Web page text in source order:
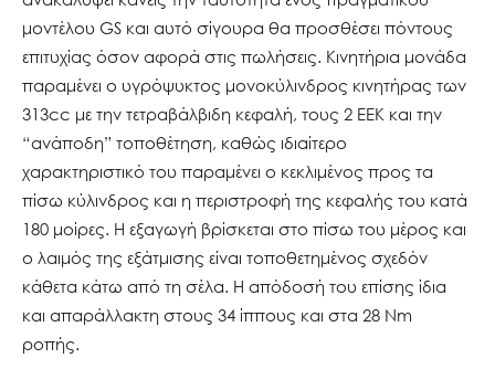
μοντέλου GS και αυτό σίγουρα θα προσθέσει πόντους
επιτυχίας όσον αφορά στις πωλήσεις. Κινητήρια μονάδα
παραμένει ο υγρόψυκτος μονοκύλινδρος κινητήρας των
313cc με την τετραβάλβιδη κεφαλή, τους 2 ΕΕΚ και την
“ανάποδη” τοποθέτηση, καθώς ιδιαίτερο
χαρακτηριστικό του παραμένει ο κεκλιμένος προς τα
πίσω κύλινδρος και η περιστροφή της κεφαλής του κατά
180 μοίρες. Η εξαγωγή βρίσκεται στο πίσω του μέρος και
ο λαιμός της εξάτμισης είναι τοποθετημένος σχεδόν
κάθετα κάτω από τη σέλα. Η απόδοσή του επίσης ίδια
και απαράλλακτη στους 34 ίππους και στα 28 Nm
ροπής.